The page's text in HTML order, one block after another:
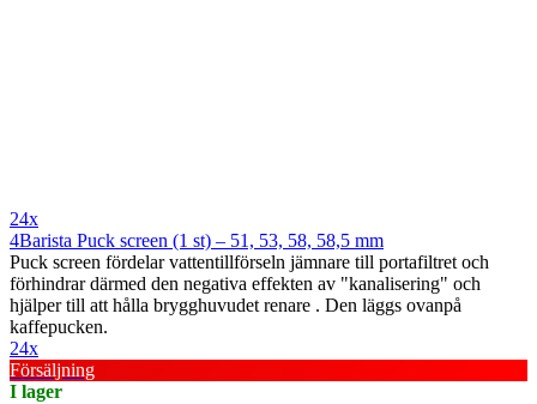
24x
4Barista Puck screen (1 st) – 51, 53, 58, 58,5 mm
Puck screen fördelar vattentillförseln jämnare till portafiltret och
förhindrar därmed den negativa effekten av "kanalisering" och
hjälper till att hålla brygghuvudet renare . Den läggs ovanpå
kaffepucken.
24x
Försäljning
I lager